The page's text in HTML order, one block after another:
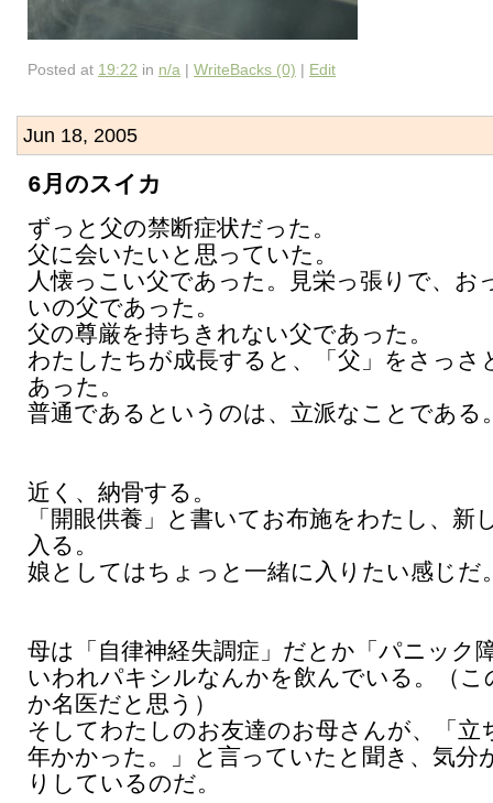
Posted at 19:22 in n/a | WriteBacks (0) | Edit
Jun 18, 2005
6月のスイカ
ずっと父の禁断症状だった。
父に会いたいと思っていた。
人懐っこい父であった。見栄っ張りで、お
いの父であった。
父の尊厳を持ちきれない父であった。
わたしたちが成長すると、「父」をさっさ
あった。
普通であるというのは、立派なことである
近く、納骨する。
「開眼供養」と書いてお布施をわたし、新
入る。
娘としてはちょっと一緒に入りたい感じだ
母は「自律神経失調症」だとか「パニック
いわれパキシルなんかを飲んでいる。（こ
か名医だと思う）
そしてわたしのお友達のお母さんが、「立
年かかった。」と言っていたと聞き、気分
りしているのだ。